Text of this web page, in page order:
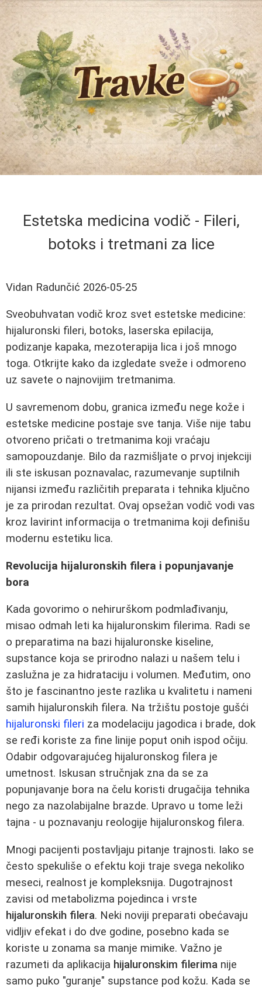
Estetska medicina vodič - Fileri,
botoks i tretmani za lice
Vidan Radunčić 2026-05-25
Sveobuhvatan vodič kroz svet estetske medicine:
hijaluronski fileri, botoks, laserska epilacija,
podizanje kapaka, mezoterapija lica i još mnogo
toga. Otkrijte kako da izgledate sveže i odmoreno
uz savete o najnovijim tretmanima.
U savremenom dobu, granica između nege kože i
estetske medicine postaje sve tanja. Više nije tabu
otvoreno pričati o tretmanima koji vraćaju
samopouzdanje. Bilo da razmišljate o prvoj injekciji
ili ste iskusan poznavalac, razumevanje suptilnih
nijansi između različitih preparata i tehnika ključno
je za prirodan rezultat. Ovaj opsežan vodič vodi vas
kroz lavirint informacija o tretmanima koji definišu
modernu estetiku lica.
Revolucija hijaluronskih filera i popunjavanje
bora
Kada govorimo o nehirurškom podmlađivanju,
misao odmah leti ka hijaluronskim filerima. Radi se
o preparatima na bazi hijaluronske kiseline,
supstance koja se prirodno nalazi u našem telu i
zaslužna je za hidrataciju i volumen. Međutim, ono
što je fascinantno jeste razlika u kvalitetu i nameni
samih hijaluronskih filera. Na tržištu postoje gušći
hijaluronski fileri za modelaciju jagodica i brade, dok
se ređi koriste za fine linije poput onih ispod očiju.
Odabir odgovarajućeg hijaluronskog filera je
umetnost. Iskusan stručnjak zna da se za
popunjavanje bora na čelu koristi drugačija tehnika
nego za nazolabijalne brazde. Upravo u tome leži
tajna - u poznavanju reologije hijaluronskog filera.
Mnogi pacijenti postavljaju pitanje trajnosti. Iako se
često spekuliše o efektu koji traje svega nekoliko
meseci, realnost je kompleksnija. Dugotrajnost
zavisi od metabolizma pojedinca i vrste
hijaluronskih filera. Neki noviji preparati obećavaju
vidljiv efekat i do dve godine, posebno kada se
koriste u zonama sa manje mimike. Važno je
razumeti da aplikacija hijaluronskim filerima nije
samo puko "guranje" supstance pod kožu. Kada se